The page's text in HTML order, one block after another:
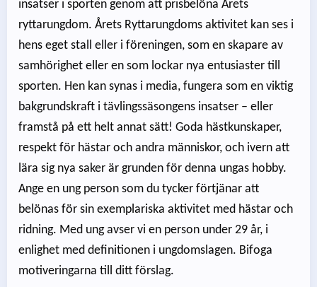
insatser i sporten genom att prisbelöna Årets
ryttarungdom. Årets Ryttarungdoms aktivitet kan ses i
hens eget stall eller i föreningen, som en skapare av
samhörighet eller en som lockar nya entusiaster till
sporten. Hen kan synas i media, fungera som en viktig
bakgrundskraft i tävlingssäsongens insatser – eller
framstå på ett helt annat sätt! Goda hästkunskaper,
respekt för hästar och andra människor, och ivern att
lära sig nya saker är grunden för denna ungas hobby.
Ange en ung person som du tycker förtjänar att
belönas för sin exemplariska aktivitet med hästar och
ridning. Med ung avser vi en person under 29 år, i
enlighet med definitionen i ungdomslagen. Bifoga
motiveringarna till ditt förslag.